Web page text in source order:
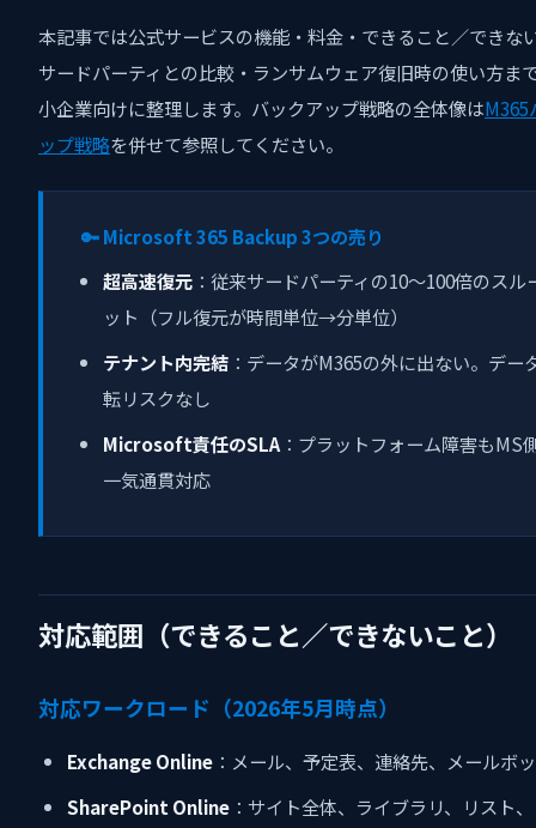
本記事では公式サービスの機能・料金・できること／できな
サードパーティとの比較・ランサムウェア復旧時の使い方ま
小企業向けに整理します。バックアップ戦略の全体像はM365
ップ戦略を併せて参照してください。
🔑 Microsoft 365 Backup 3つの売り
超高速復元 ：従来サードパーティの10〜100倍のスル
ット（フル復元が時間単位→分単位）
テナント内完結 ：データがM365の外に出ない。デー
転リスクなし
Microsoft責任のSLA ：プラットフォーム障害もMS
一気通貫対応
対応範囲（できること／できないこと）
対応ワークロード（2026年5月時点）
Exchange Online ：メール、予定表、連絡先、メールボ
SharePoint Online ：サイト全体、ライブラリ、リスト